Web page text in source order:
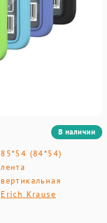
В наличии
85*54 (84*54)
лента
вертикальная
Erich Krause